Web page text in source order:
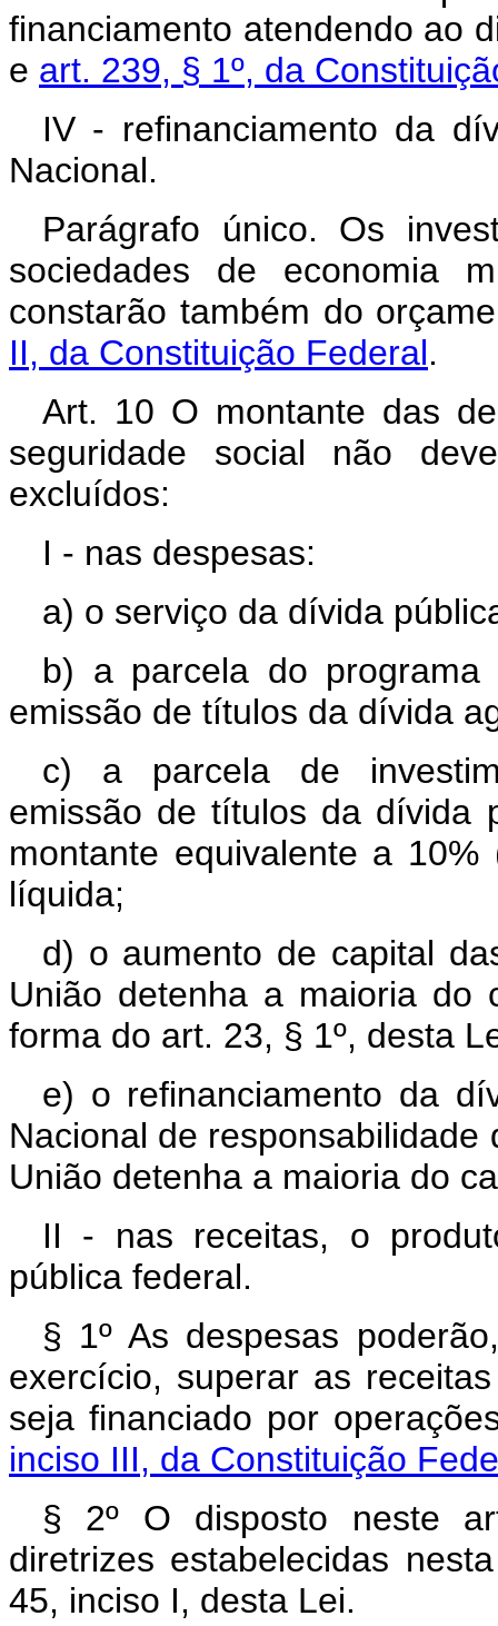
financiamento atendendo ao
e art. 239, § 1º, da
IV - refinanciamento da
Nacional.
Parágrafo único. Os
sociedades de economia
constarão também do
II, da Constituição Federal.
Art. 10 O montante das
seguridade social não
excluídos:
I - nas despesas:
a) o serviço da dívida
b) a parcela do programa
emissão de títulos da dívida
c) a parcela de
emissão de títulos da dívida
montante equivalente a
líquida;
d) o aumento de capital
União detenha a maioria do
forma do art. 23, § 1º, desta
e) o refinanciamento da
Nacional de
União detenha a maioria do
II - nas receitas, o
pública federal.
§ 1º As despesas
exercício, superar as
seja financiado por
inciso III, da Constituição
§ 2º O disposto neste
diretrizes estabelecidas
45, inciso I, desta Lei.